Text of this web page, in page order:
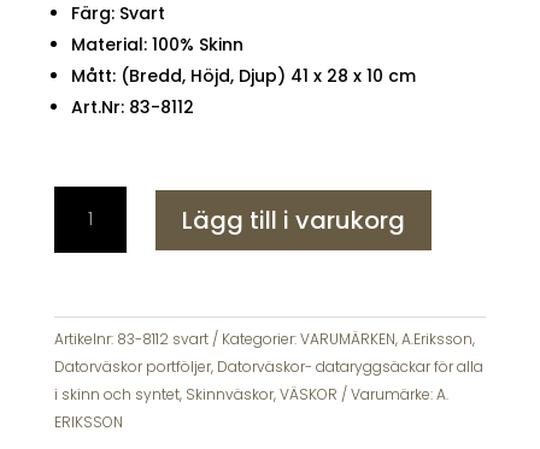
Färg: Svart
Material: 100% Skinn
Mått: (Bredd, Höjd, Djup) 41 x 28 x 10 cm
Art.Nr: 83-8112
Eriksson
Gullkrona
Datorväska
Portfölj
Svart
mängd
Lägg till i varukorg
Artikelnr: 83-8112 svart Kategorier:VARUMÄRKEN,A.Eriksson,
Datorväskor portföljer, Datorväskor- dataryggsäckar för alla
i skinn och syntet, Skinnväskor,VÄSKOR Varumärke:A.
ERIKSSON